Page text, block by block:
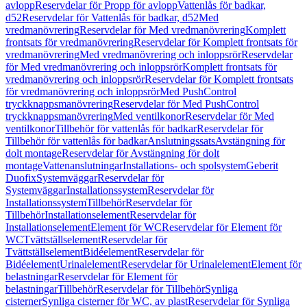
avloppReservdelar för Propp för avloppVattenlås för badkar,
d52Reservdelar för Vattenlås för badkar, d52Med
vredmanövreringReservdelar för Med vredmanövreringKomplett
frontsats för vredmanövreringReservdelar för Komplett frontsats för
vredmanövreringMed vredmanövrering och inloppsrörReservdelar
för Med vredmanövrering och inloppsrörKomplett frontsats för
vredmanövrering och inloppsrörReservdelar för Komplett frontsats
för vredmanövrering och inloppsrörMed PushControl
tryckknappsmanövreringReservdelar för Med PushControl
tryckknappsmanövreringMed ventilkonorReservdelar för Med
ventilkonorTillbehör för vattenlås för badkarReservdelar för
Tillbehör för vattenlås för badkarAnslutningssatsAvstängning för
dolt montageReservdelar för Avstängning för dolt
montageVattenanslutningarInstallations- och spolsystemGeberit
DuofixSystemväggarReservdelar för
SystemväggarInstallationssystemReservdelar för
InstallationssystemTillbehörReservdelar för
TillbehörInstallationselementReservdelar för
InstallationselementElement för WCReservdelar för Element för
WCTvättställselementReservdelar för
TvättställselementBidéelementReservdelar för
BidéelementUrinalelementReservdelar för UrinalelementElement för
belastningarReservdelar för Element för
belastningarTillbehörReservdelar för TillbehörSynliga
cisternerSynliga cisterner för WC, av plastReservdelar för Synliga